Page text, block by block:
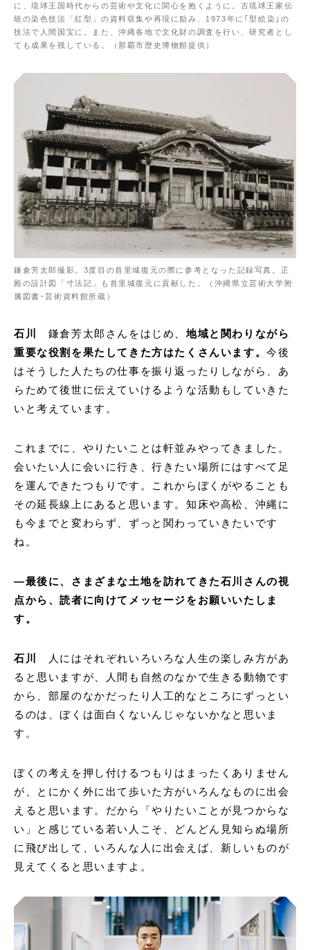
に、琉球王国時代からの芸術や文化に関心を抱くように。古琉球王家伝
統の染色技法「紅型」の資料収集や再現に励み、1973年に｢型絵染｣の
技法で人間国宝に。また、沖縄各地で文化財の調査を行い、研究者とし
ても成果を残している。（那覇市歴史博物館提供）
鎌倉芳太郎撮影。3度目の首里城復元の際に参考となった記録写真。正
殿の設計図「寸法記」も首里城復元に貢献した。（沖縄県立芸術大学附
属図書･芸術資料館所蔵）
石川 鎌倉芳太郎さんをはじめ、地域と関わりながら
重要な役割を果たしてきた方はたくさんいます。今後
はそうした人たちの仕事を振り返ったりしながら、あ
らためて後世に伝えていけるような活動もしていきた
いと考えています。
これまでに、やりたいことは軒並みやってきました。
会いたい人に会いに行き、行きたい場所にはすべて足
を運んできたつもりです。これからぼくがやることも
その延長線上にあると思います。知床や高松、沖縄に
も今までと変わらず、ずっと関わっていきたいです
ね。
―最後に、さまざまな土地を訪れてきた石川さんの視
点から、読者に向けてメッセージをお願いいたしま
す。
石川
人にはそれぞれいろいろな人生の楽しみ方があ
ると思いますが、人間も自然のなかで生きる動物です
から、部屋のなかだったり人工的なところにずっとい
るのは、ぼくは面白くないんじゃないかなと思いま
す。
ぼくの考えを押し付けるつもりはまったくありません
が、とにかく外に出て歩いた方がいろんなものに出会
えると思います。だから「やりたいことが見つからな
い」と感じている若い人こそ、どんどん見知らぬ場所
に飛び出して、いろんな人に出会えば、新しいものが
見えてくると思いますよ。